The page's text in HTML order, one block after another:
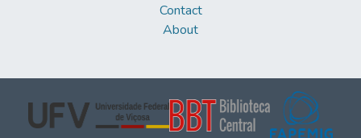
Contact
About